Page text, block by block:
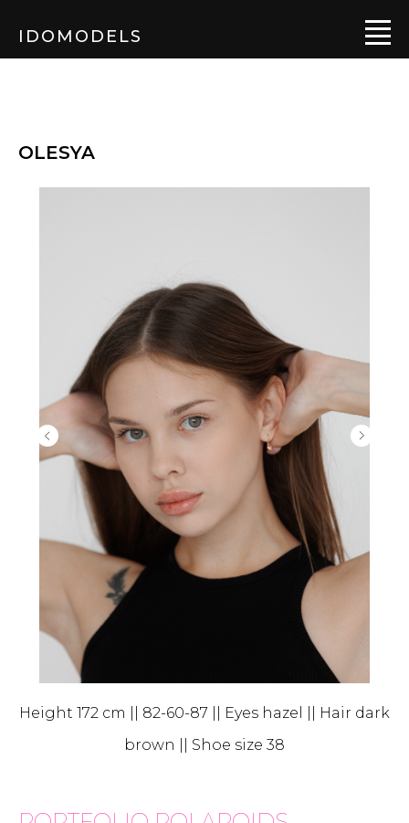
IDOMODELS
OLESYA
Height 172 cm || 82-60-87 || Eyes hazel || Hair dark
brown || Shoe size 38